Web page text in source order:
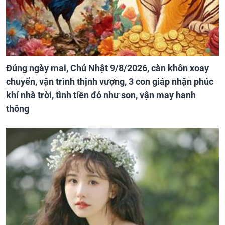
Đúng ngày mai, Chủ Nhật 9/8/2026, càn khôn xoay
chuyển, vận trình thịnh vượng, 3 con giáp nhận phúc
khí nhà trời, tình tiền đỏ như son, vận may hanh
thông